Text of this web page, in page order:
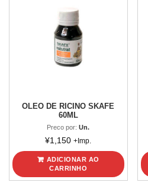
OLEO DE RICINO SKAFE
60ML
Preco por:Un.
¥1,150 +Imp.
ADICIONAR AO
CARRINHO